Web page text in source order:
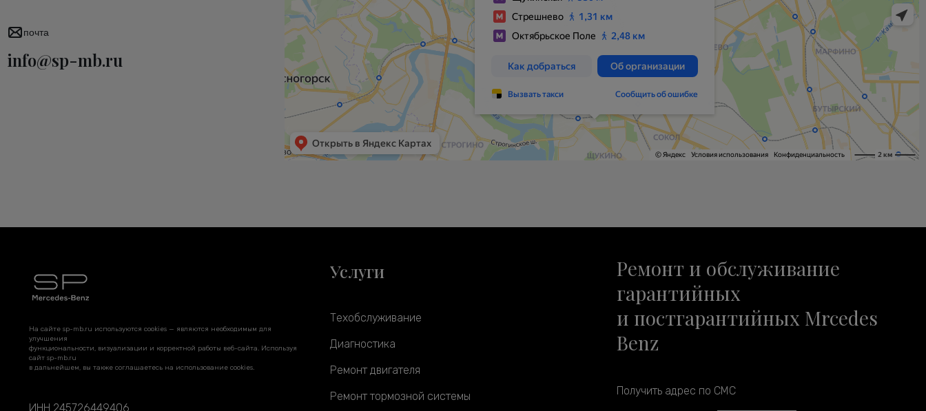
почта
info@sp-mb.ru
На сайте sp-mb.ru используются cookies — являются необходимым для
улучшения
функциональности, визуализации и корректной работы веб-сайта. Используя
сайт sp-mb.ru
в дальнейшем, вы также соглашаетесь на использование cookies.
ИНН 245726449406
Услуги
Техобслуживание
Диагностика
Ремонт двигателя
Ремонт тормозной системы
Ремонт и обслуживание
гарантийных
и постгарантийных Mrcedes
Benz
Получить адрес по СМС